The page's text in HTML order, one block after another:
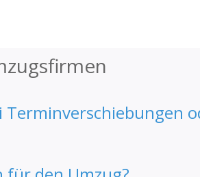
Terminverschiebungen